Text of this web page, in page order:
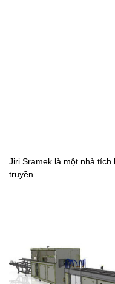
Jiri Sramek là một nhà
truyền...